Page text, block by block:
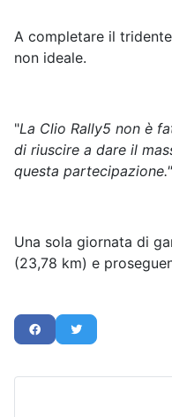
A completare il
non ideale.
"La Clio Rally5 non è
di riuscire a dare il
questa partecipazione."
Una sola giornata di
(23,78 km) e